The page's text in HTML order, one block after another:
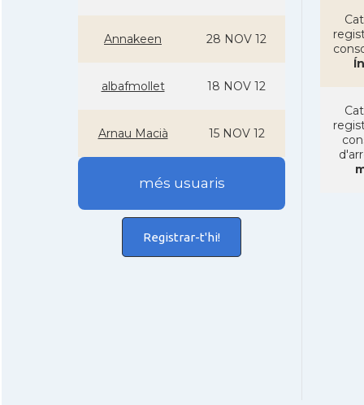
Annakeen 28 NOV 12
albafmollet 18 NOV 12
Arnau Macià 15 NOV 12
més usuaris
Registrar-t'hi!